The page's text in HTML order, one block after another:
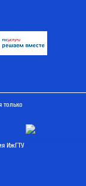
только
ИжГТУ